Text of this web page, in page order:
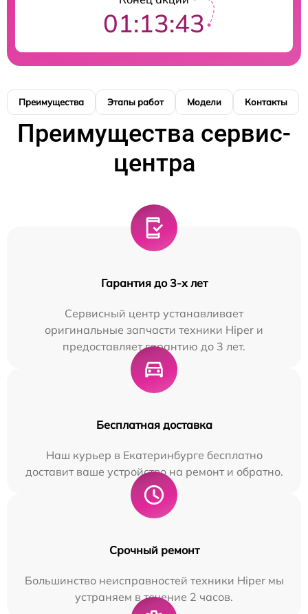
01:13:42
Преимущества Этапы работ Модели Контакты
Преимущества сервис-
центра
Гарантия до 3-х лет
Сервисный центр устанавливает
оригинальные запчасти техники Hiper и
предоставляет гарантию до 3 лет.
Бесплатная доставка
Наш курьер в Екатеринбурге бесплатно
доставит ваше устройство на ремонт и обратно.
Срочный ремонт
Большинство неисправностей техники Hiper мы
устраняем в течение 2 часов.